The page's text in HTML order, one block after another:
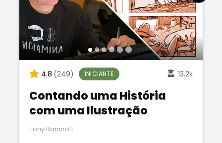
4.8 (249) INICIANTE 13.2k
Contando uma História
com uma Ilustração
Tony Bancroft